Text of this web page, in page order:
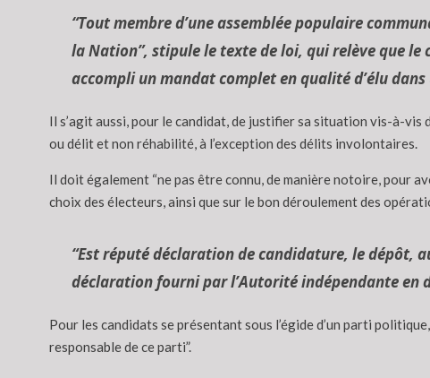
“Tout membre d’une assemblée populaire
la Nation”, stipule le texte de loi, qui relève que
accompli un mandat complet en qualité d’élu
Il s’agit aussi, pour le candidat, de justifier sa situation vis-à-
ou délit et non réhabilité, à l’exception des délits involontaires.
Il doit également “ne pas être connu, de manière notoire, pour
choix des électeurs, ainsi que sur le bon déroulement des
“Est réputé déclaration de candidature, le dépôt,
déclaration fourni par l’Autorité indépendante en
Pour les candidats se présentant sous l’égide d’un parti
responsable de ce parti”.